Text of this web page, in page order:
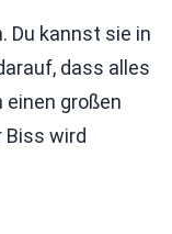
Du kannst sie in
dass alles
großen
Biss wird